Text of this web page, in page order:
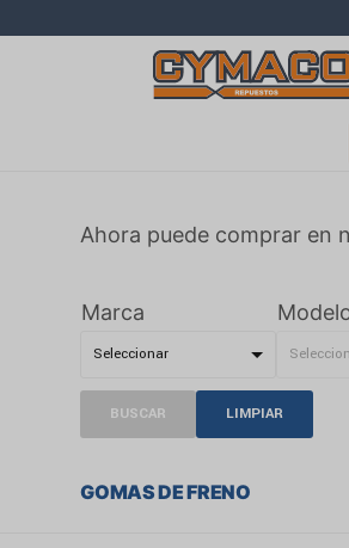
Ahora puede comprar en
Marca
BUSCAR LIMPIAR
GOMAS DE FRENO
close
directions_car
smartphone